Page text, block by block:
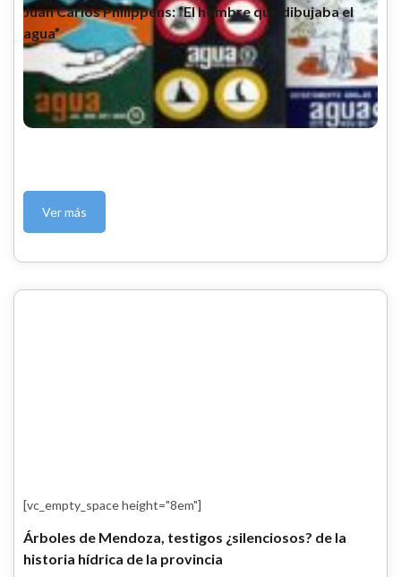
Juan Carlos Philippens: “El hombre que dibujaba el
agua”
Ver más
[vc_empty_space height="8em"]
Árboles de Mendoza, testigos ¿silenciosos? de la
historia hídrica de la provincia